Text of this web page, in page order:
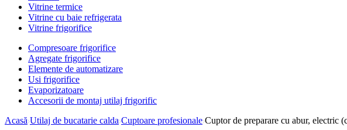
Vitrine termice
Vitrine cu baie refrigerata
Vitrine frigorifice
Compresoare frigorifice
Agregate frigorifice
Elemente de automatizare
Usi frigorifice
Evaporizatoare
Accesorii de montaj utilaj frigorific
Acasă Utilaj de bucatarie calda Cuptoare profesionale Cuptor de preparare cu abur, electric